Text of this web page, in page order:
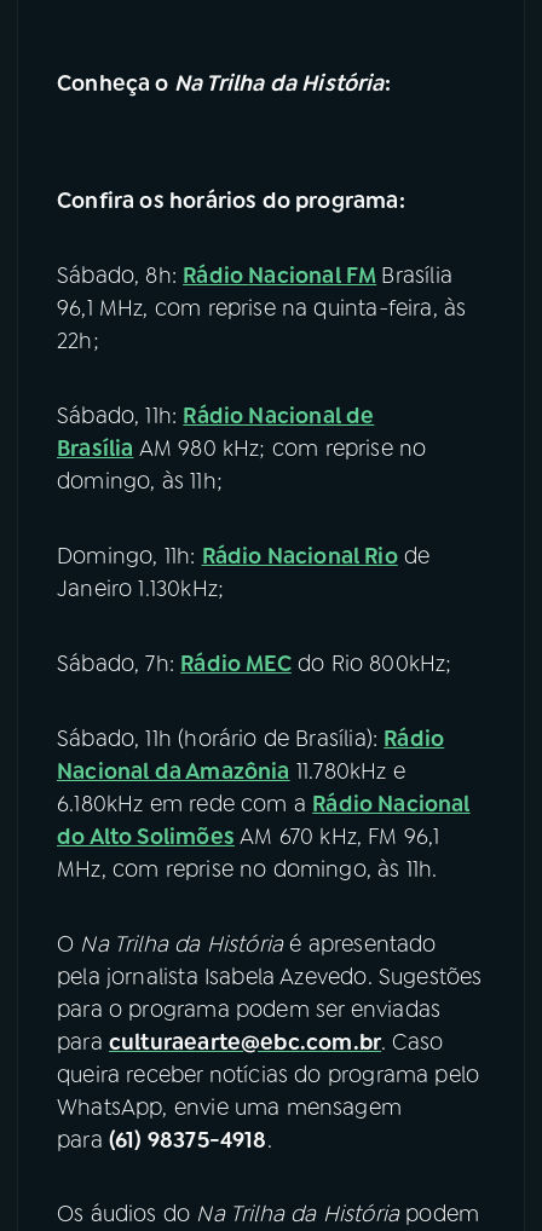
Conheça o Na Trilha da História:
Confira os horários do programa:
Sábado, 8h: Rádio Nacional FM Brasília
96,1 MHz, com reprise na quinta-feira, às
22h;
Sábado, 11h: Rádio Nacional de
Brasília AM 980 kHz; com reprise no
domingo, às 11h;
Domingo, 11h: Rádio Nacional Riode
Janeiro 1.130kHz;
Sábado, 7h: Rádio MECdo Rio 800kHz;
Sábado, 11h (horário de Brasília): Rádio
Nacional da Amazônia 11.780kHz e
6.180kHz em rede com a Rádio Nacional
do Alto Solimões AM 670 kHz, FM 96,1
MHz, com reprise no domingo, às 11h.
O Na Trilha da Históriaé apresentado
pela jornalista Isabela Azevedo. Sugestões
para o programa podem ser enviadas
para culturaearte@ebc.com.br. Caso
queira receber notícias do programa pelo
WhatsApp, envie uma mensagem
para (61) 98375-4918.
Os áudios do Na Trilha da Históriapodem